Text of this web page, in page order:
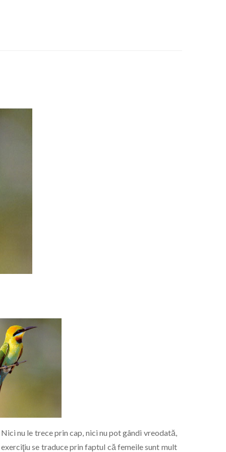
nu le trece prin cap, nici nu pot gândi vreodată,
se traduce prin faptul că femeile sunt mult